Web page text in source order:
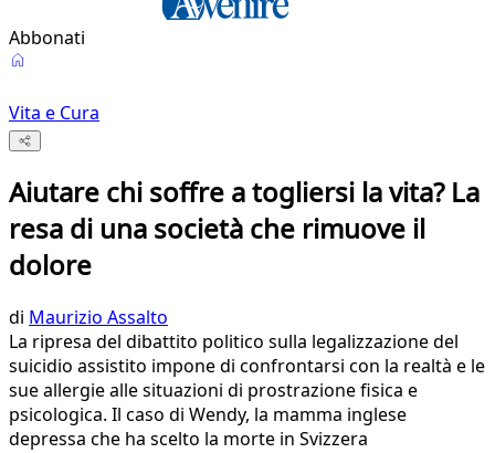
Abbonati
Vita e Cura
Aiutare chi soffre a togliersi la vita? La
resa di una società che rimuove il
dolore
di Maurizio Assalto
La ripresa del dibattito politico sulla legalizzazione del
suicidio assistito impone di confrontarsi con la realtà e le
sue allergie alle situazioni di prostrazione fisica e
psicologica. Il caso di Wendy, la mamma inglese
depressa che ha scelto la morte in Svizzera